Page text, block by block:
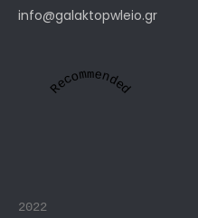
info@galaktopwleio.gr
Recommended
2022